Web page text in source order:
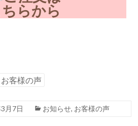
らから
お客様の声
月7日 お知らせ, お客様の声